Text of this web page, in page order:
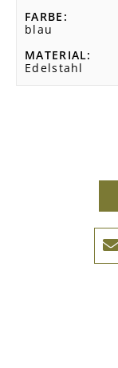
FARBE
blau
MATERIAL
Edelstahl